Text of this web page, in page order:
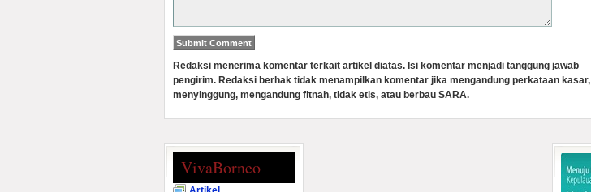
Redaksi menerima komentar terkait artikel diatas. Isi komentar menjadi tanggung jawab
pengirim. Redaksi berhak tidak menampilkan komentar jika mengandung perkataan kasar,
menyinggung, mengandung fitnah, tidak etis, atau berbau SARA.
VivaBorneo